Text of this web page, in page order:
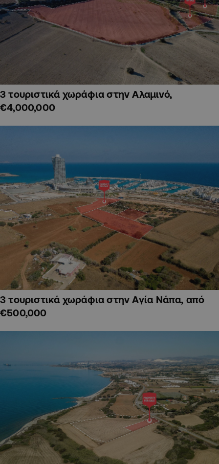
3 τουριστικά χωράφια στην Αλαμινό,
€4,000,000
3 τουριστικά χωράφια στην Αγία Νάπα, από
€500,000